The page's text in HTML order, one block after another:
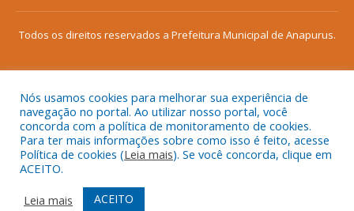
Todos os direitos reservados a Prefeitura Municipal de Anapurus.
Mapa do Site
Acessar Área Administrativa
Acessar o Webmail
Nós usamos cookies para melhorar sua experiência de
navegação no portal. Ao utilizar nosso portal, você
concorda com a política de monitoramento de cookies.
Para ter mais informações sobre como isso é feito, acesse
Política de cookies (Leia mais). Se você concorda, clique em
ACEITO.
Leia mais
ACEITO